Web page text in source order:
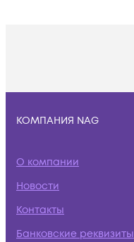
КОМПАНИЯ NAG
О компании
Новости
Контакты
Банковские реквизиты